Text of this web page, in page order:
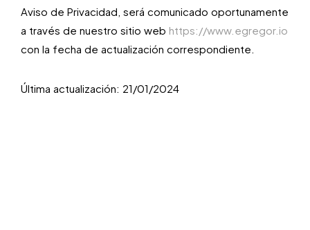
Aviso de Privacidad, será comunicado oportunamente
a través de nuestro sitio web https://www.egregor.io
con la fecha de actualización correspondiente.
Última actualización: 21/01/2024